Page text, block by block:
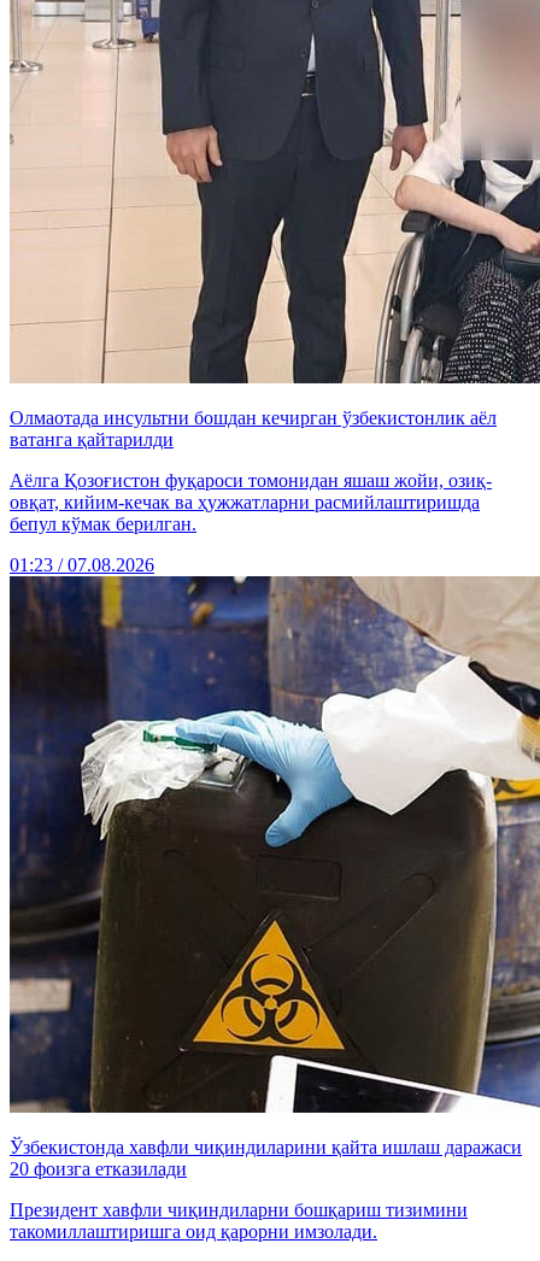
Олмаотада инсультни бошдан кечирган ўзбекистонлик аёл
ватанга қайтарилди
Аёлга Қозоғистон фуқароси томонидан яшаш жойи, озиқ-
овқат, кийим-кечак ва ҳужжатларни расмийлаштиришда
бепул кўмак берилган.
01:23 / 07.08.2026
Ўзбекистонда хавфли чиқиндиларини қайта ишлаш даражаси
20 фоизга етказилади
Президент хавфли чиқиндиларни бошқариш тизимини
такомиллаштиришга оид қарорни имзолади.